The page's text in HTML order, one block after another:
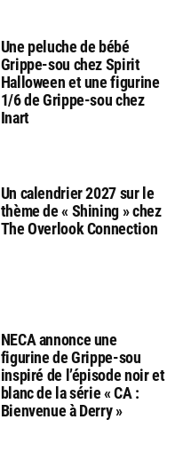
Une peluche de bébé
Grippe-sou chez Spirit
Halloween et une figurine
1/6 de Grippe-sou chez
Inart
Un calendrier 2027 sur le
thème de « Shining » chez
The Overlook Connection
NECA annonce une
figurine de Grippe-sou
inspiré de l’épisode noir et
blanc de la série « CA :
Bienvenue à Derry »